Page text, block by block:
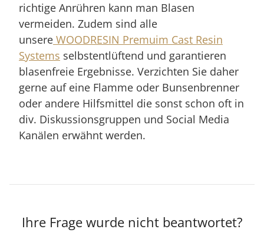
richtige Anrühren kann man Blasen
vermeiden. Zudem sind alle
unsere WOODRESIN Premuim Cast Resin
Systems selbstentlüftend und garantieren
blasenfreie Ergebnisse. Verzichten Sie daher
gerne auf eine Flamme oder Bunsenbrenner
oder andere Hilfsmittel die sonst schon oft in
div. Diskussionsgruppen und Social Media
Kanälen erwähnt werden.
Ihre Frage wurde nicht beantwortet?